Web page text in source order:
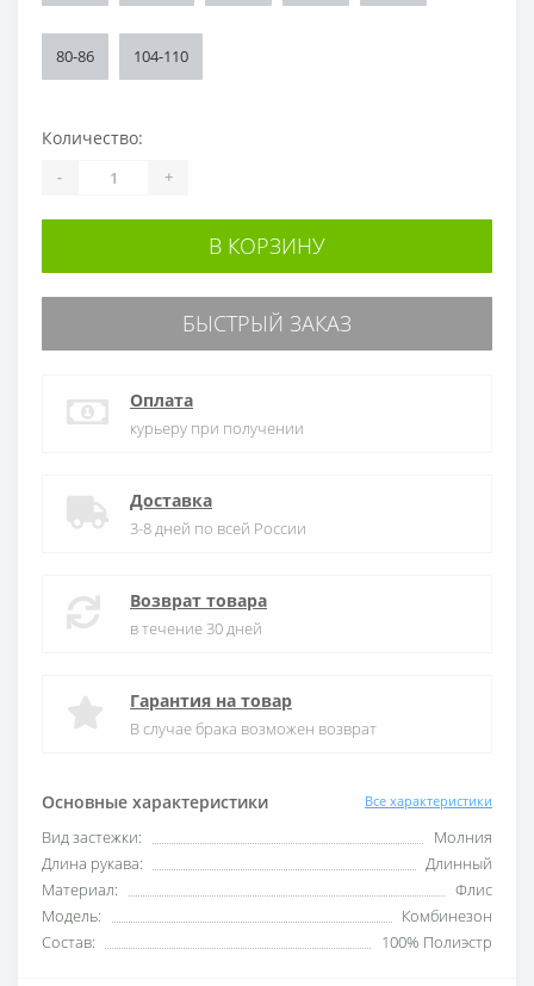
Основные характеристики Все характеристики
Вид застежки:
Молния
Длина рукава:
Длинный
Материал:
Флис
Модель:
Комбинезон
Состав:
100% Полиэстр
80-86 104-110
Количество:
- +
В КОРЗИНУ
БЫСТРЫЙ ЗАКАЗ
Оплата
курьеру при получении
Доставка
3-8 дней по всей России
Возврат товара
в течение 30 дней
Гарантия на товар
В случае брака возможен возврат